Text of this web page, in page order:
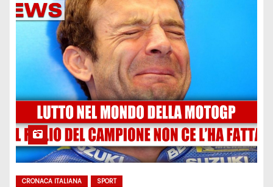
CRONACA ITALIANA SPORT